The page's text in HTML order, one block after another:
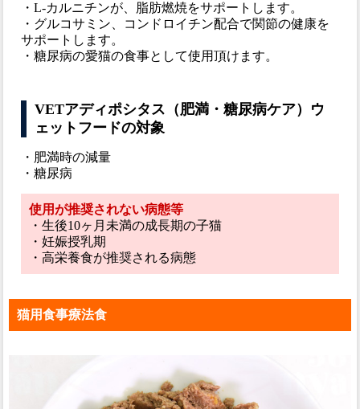
・L-カルニチンが、脂肪燃焼をサポートします。
・グルコサミン、コンドロイチン配合で関節の健康を
サポートします。
・糖尿病の愛猫の食事として使用頂けます。
VETアディポシタス（肥満・糖尿病ケア）ウ
ェットフードの対象
・肥満時の減量
・糖尿病
使用が推奨されない病態等
・生後10ヶ月未満の成長期の子猫
・妊娠授乳期
・高栄養食が推奨される病態
猫用食事療法食